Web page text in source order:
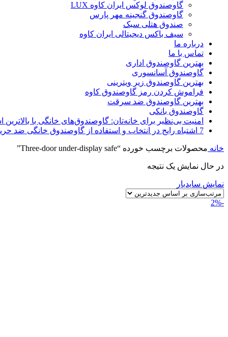
گاوصندوق لوکس ایران کاوه LUX
گاوصندوق گنجینه مهر پارس
صندوق هتلی سبک
سیف باکس دیجیتالی ایران کاوه
درباره ما
تماس با ما
بهترین گاوصندوق اداری
گاوصندوق آسانسوری
بهترین گاوصندوق زیر ویترینی
فراموش کردن رمز گاوصندوق کاوه
بهترین گاوصندوق ضد سرقت
گاوصندوق بانکی
امنیت بی‌نظیر برای خانه‌تان: گاوصندوق‌های خانگی با بالاترین
7 اشتباه رایج در انتخاب و استفاده از گاوصندوق خانگی ضد حریق
خانه محصولات برچسب خورده “Three-door under-display safe”
در حال نمایش یک نتیجه
نمایش سایدبار
-2%